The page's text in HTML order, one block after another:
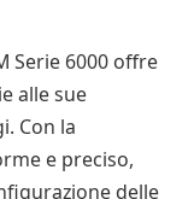
Serie 6000 offre
alle sue
Con la
e preciso,
delle